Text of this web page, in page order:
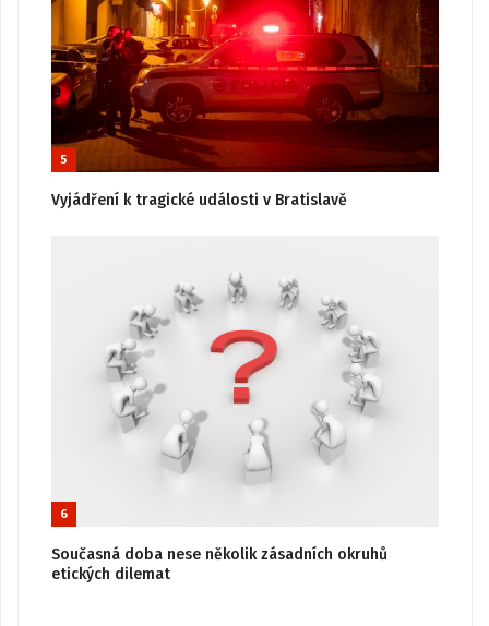
5
Vyjádření k tragické události v Bratislavě
6
Současná doba nese několik zásadních okruhů
etických dilemat